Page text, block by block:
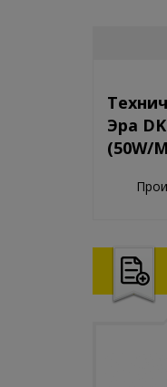
Эра
(50W/